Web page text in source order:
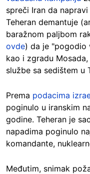
spreči Iran da
Teheran demantuje
baražnom paljbom
ovde) da je "pogodio
kao i zgradu
službe sa sedištem u
Prema podacima
poginulo u iranskim
godine. Teheran je
napadima poginulo
komandante,
Međutim, snimak